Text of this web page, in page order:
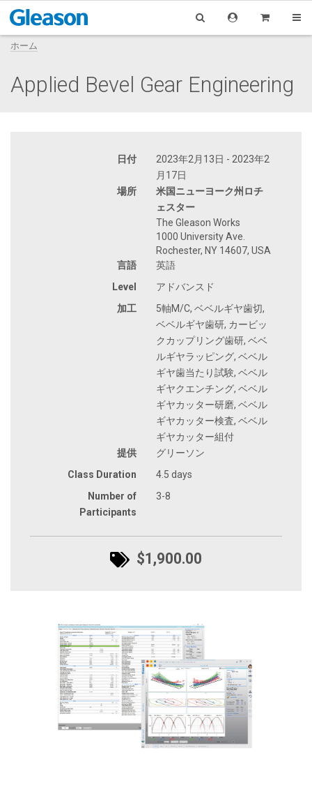
ホーム
Applied Bevel Gear Engineering
日付
2023年2月13日 - 2023年2
月17日
場所
米国ニューヨーク州ロチ
ェスター
The Gleason Works
1000 University Ave.
Rochester, NY 14607, USA
言語
英語
Level
アドバンスド
加工
5軸M/C, ベベルギヤ歯切,
ベベルギヤ歯研, カービッ
クカップリング歯研, ベベ
ルギヤラッピング, ベベル
ギヤ歯当たり試験, ベベル
ギヤクエンチング, ベベル
ギヤカッター研磨, ベベル
ギヤカッター検査, ベベル
ギヤカッター組付
提供
グリーソン
Class Duration
4.5 days
Number of
Participants
3-8
$1,900.00